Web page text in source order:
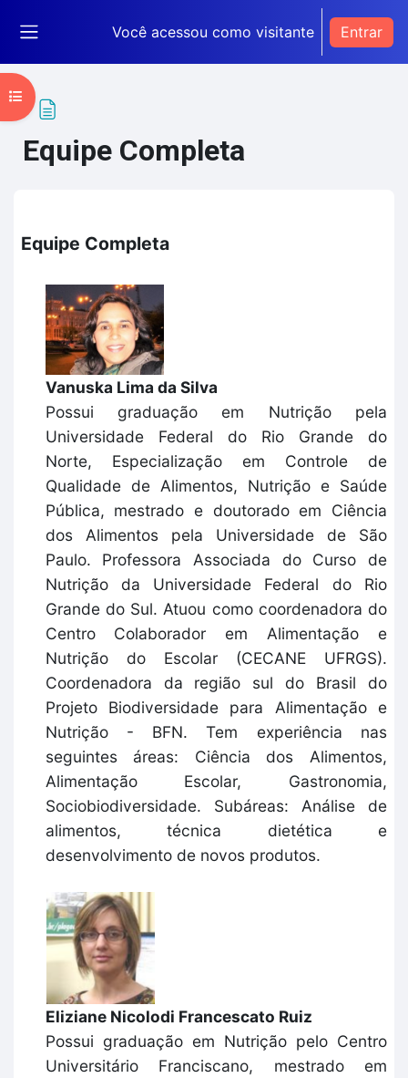
Você acessou como visitante Entrar
Equipe Completa
Abrir índice do curso
Equipe Completa
Vanuska Lima da Silva
Possui graduação em Nutrição pela
Universidade Federal do Rio Grande do
Norte, Especialização em Controle de
Qualidade de Alimentos, Nutrição e Saúde
Pública, mestrado e doutorado em Ciência
dos Alimentos pela Universidade de São
Paulo. Professora Associada do Curso de
Nutrição da Universidade Federal do Rio
Grande do Sul. Atuou como coordenadora do
Centro Colaborador em Alimentação e
Nutrição do Escolar (CECANE UFRGS).
Coordenadora da região sul do Brasil do
Projeto Biodiversidade para Alimentação e
Nutrição - BFN. Tem experiência nas
seguintes áreas: Ciência dos Alimentos,
Alimentação Escolar, Gastronomia,
Sociobiodiversidade. Subáreas: Análise de
alimentos, técnica dietética e
desenvolvimento de novos produtos.
Eliziane Nicolodi Francescato Ruiz
Possui graduação em Nutrição pelo Centro
Universitário Franciscano, mestrado em